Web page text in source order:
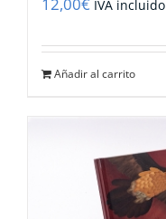
12,00€ IVA incluido
Añadir al carrito